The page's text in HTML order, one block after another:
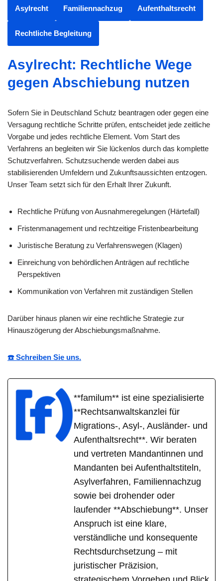
Asylrecht Familiennachzug Aufenthaltsrecht
Rechtliche Begleitung
Asylrecht: Rechtliche Wege
gegen Abschiebung nutzen
Sofern Sie in Deutschland Schutz beantragen oder gegen eine
Versagung rechtliche Schritte prüfen, entscheidet jede zeitliche
Vorgabe und jedes rechtliche Element. Vom Start des
Verfahrens an begleiten wir Sie lückenlos durch das komplette
Schutzverfahren. Schutzsuchende werden dabei aus
stabilisierenden Umfeldern und Zukunftsaussichten entzogen.
Unser Team setzt sich für den Erhalt Ihrer Zukunft.
Rechtliche Prüfung von Ausnahmeregelungen (Härtefall)
Fristenmanagement und rechtzeitige Fristenbearbeitung
Juristische Beratung zu Verfahrenswegen (Klagen)
Einreichung von behördlichen Anträgen auf rechtliche
Perspektiven
Kommunikation von Verfahren mit zuständigen Stellen
Darüber hinaus planen wir eine rechtliche Strategie zur
Hinauszögerung der Abschiebungsmaßnahme.
☎️ Schreiben Sie uns.
**familum** ist eine spezialisierte
**Rechtsanwaltskanzlei für
Migrations-, Asyl-, Ausländer- und
Aufenthaltsrecht**. Wir beraten
und vertreten Mandantinnen und
Mandanten bei Aufenthaltstiteln,
Asylverfahren, Familiennachzug
sowie bei drohender oder
laufender **Abschiebung**. Unser
Anspruch ist eine klare,
verständliche und konsequente
Rechtsdurchsetzung – mit
juristischer Präzision,